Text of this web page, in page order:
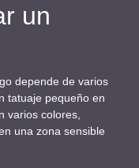
un
depende de varios
tatuaje pequeño en
varios colores,
una zona sensible